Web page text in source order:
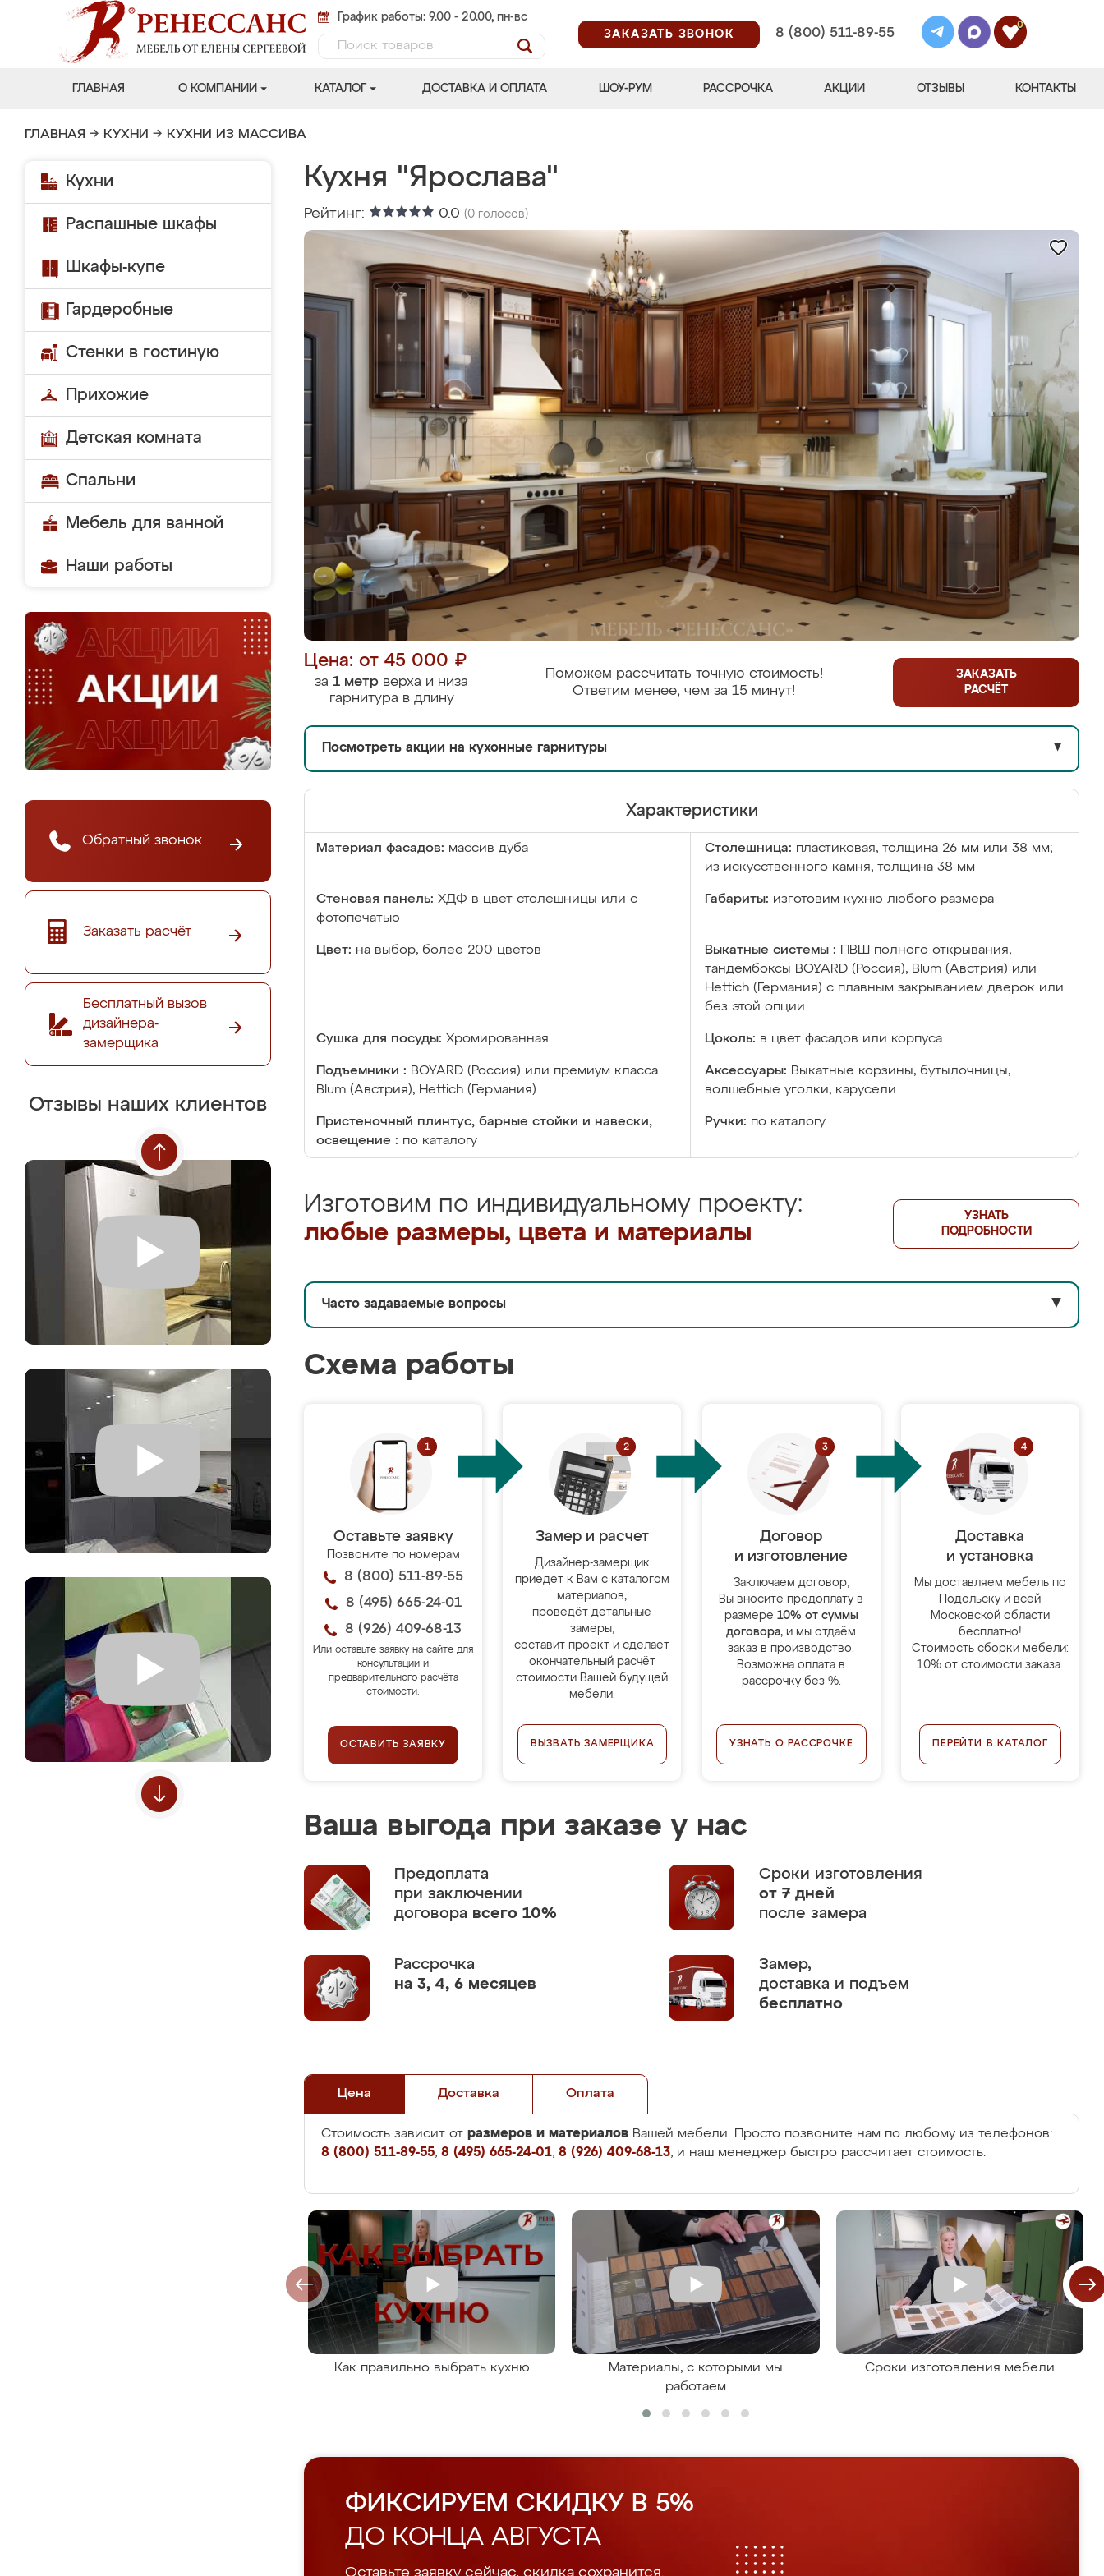
График работы: 9.00 - 20.00, пн-вс
ЗАКАЗАТЬ ЗВОНОК
8 (800) 511-89-55
0
ГЛАВНАЯ О КОМПАНИИ КАТАЛОГ ДОСТАВКА И ОПЛАТА ШОУ-РУМ РАССРОЧКА АКЦИИ ОТЗЫВЫ КОНТАКТЫ
ГЛАВНАЯ → КУХНИ → КУХНИ ИЗ МАССИВА
Кухни
Распашные шкафы
Шкафы-купе
Гардеробные
Стенки в гостиную
Прихожие
Детская комната
Спальни
Мебель для ванной
Наши работы
Обратный звонок
Заказать расчёт
Бесплатный вызов
дизайнера-
замерщика
Отзывы наших клиентов
Кухня "Ярослава"
Рейтинг: 0.0 (0 голосов)
Цена: от 45 000 ₽
за 1 метр верха и низа
гарнитура в длину
Поможем рассчитать точную стоимость!
Ответим менее, чем за 15 минут!
ЗАКАЗАТЬ
РАСЧЁТ
Посмотреть акции на кухонные гарнитуры ▼
Характеристики
Материал фасадов: массив дуба Столешница: пластиковая, толщина 26 мм или 38 мм;
из искусственного камня, толщина 38 мм
Стеновая панель: ХДФ в цвет столешницы или с
фотопечатью
Габариты: изготовим кухню любого размера
Цвет: на выбор, более 200 цветов Выкатные системы :
ПВШ полного открывания,
тандембоксы BOYARD (Россия), Blum (Австрия) или
Hettich (Германия) с плавным закрыванием дверок или
без этой опции
Сушка для посуды: Хромированная Цоколь: в цвет фасадов или корпуса
Подъемники : BOYARD (Россия) или премиум класса
Blum (Австрия), Hettich (Германия)
Аксессуары: Выкатные корзины, бутылочницы,
волшебные уголки, карусели
Пристеночный плинтус, барные стойки и навески,
освещение : по каталогу
Ручки: по каталогу
Изготовим по индивидуальному проекту:
любые размеры, цвета и материалы
УЗНАТЬ
ПОДРОБНОСТИ
Часто задаваемые вопросы ▼
Схема работы
Оставьте заявку
Позвоните по номерам
8 (800) 511-89-55
8 (495) 665-24-01
8 (926) 409-68-13
Или оставьте заявку на сайте для
консультации и
предварительного расчёта
стоимости.
ОСТАВИТЬ ЗАЯВКУ
Замер и расчет
Дизайнер-замерщик
приедет к Вам с каталогом
материалов,
проведёт детальные
замеры,
составит проект и сделает
окончательный расчёт
стоимости Вашей будущей
мебели.
ВЫЗВАТЬ ЗАМЕРЩИКА
Договор
и изготовление
Заключаем договор,
Вы вносите предоплату в
размере 10% от суммы
договора, и мы отдаём
заказ в производство.
Возможна оплата в
рассрочку без %.
УЗНАТЬ О РАССРОЧКЕ
Доставка
и установка
Мы доставляем мебель по
Подольску и всей
Московской области
бесплатно!
Стоимость сборки мебели:
10% от стоимости заказа.
ПЕРЕЙТИ В КАТАЛОГ
Ваша выгода при заказе у нас
Предоплата
при заключении
договора всего 10%
Сроки изготовления
от 7 дней
после замера
Рассрочка
на 3, 4, 6 месяцев
Замер,
доставка и подъем
бесплатно
Цена Доставка Оплата
Стоимость зависит от размеров и материалов Вашей мебели. Просто позвоните нам по любому из телефонов:
8 (800) 511-89-55, 8 (495) 665-24-01, 8 (926) 409-68-13, и наш менеджер быстро рассчитает стоимость.
Как правильно выбрать кухню
Материалы, с которыми мы
работаем
Сроки изготовления мебели
ФИКСИРУЕМ СКИДКУ В 5%
ДО КОНЦА АВГУСТА
Оставьте заявку сейчас, скидка сохранится.